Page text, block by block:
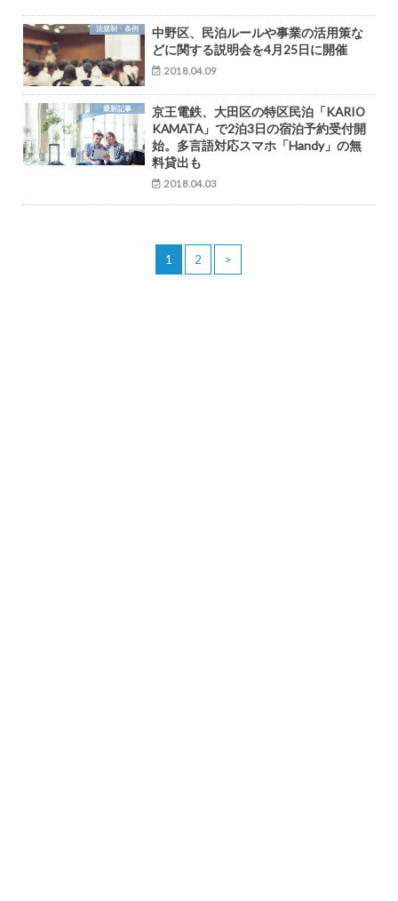
法規制・条例
中野区、民泊ルールや事業の活用策な
どに関する説明会を4月25日に開催
2018.04.09
最新記事
京王電鉄、大田区の特区民泊「KARIO
KAMATA」で2泊3日の宿泊予約受付開
始。多言語対応スマホ「Handy」の無
料貸出も
2018.04.03
1 2 >